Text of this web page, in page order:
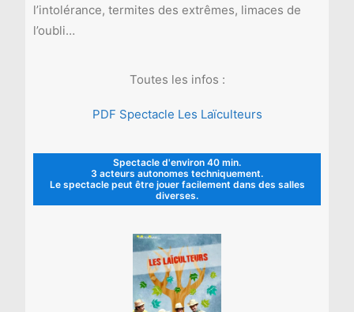
l’intolérance, termites des extrêmes, limaces de
l’oubli…
Toutes les infos :
PDF Spectacle Les Laïculteurs
Spectacle d'environ 40 min.
3 acteurs autonomes techniquement.
Le spectacle peut être jouer facilement dans des salles
diverses.